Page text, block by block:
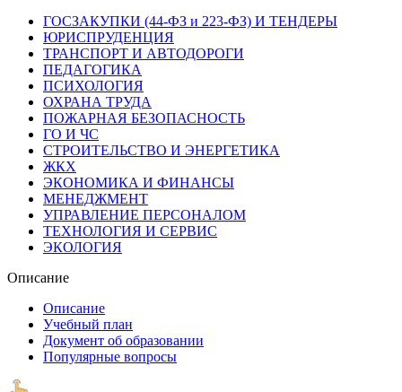
ГОСЗАКУПКИ (44-ФЗ и 223-ФЗ) И ТЕНДЕРЫ
ЮРИСПРУДЕНЦИЯ
ТРАНСПОРТ И АВТОДОРОГИ
ПЕДАГОГИКА
ПСИХОЛОГИЯ
ОХРАНА ТРУДА
ПОЖАРНАЯ БЕЗОПАСНОСТЬ
ГО И ЧС
СТРОИТЕЛЬСТВО И ЭНЕРГЕТИКА
ЖКХ
ЭКОНОМИКА И ФИНАНСЫ
МЕНЕДЖМЕНТ
УПРАВЛЕНИЕ ПЕРСОНАЛОМ
ТЕХНОЛОГИЯ И СЕРВИС
ЭКОЛОГИЯ
Описание
Описание
Учебный план
Документ об образовании
Популярные вопросы